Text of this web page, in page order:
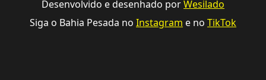
Desenvolvido e desenhado porWesilado
Siga o Bahia Pesada no Instagram e no TikTok